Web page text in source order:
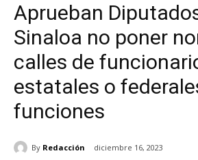
Aprueban
Sinaloa no poner
calles de
estatales o
funciones
By Redacción diciembre 16, 2023